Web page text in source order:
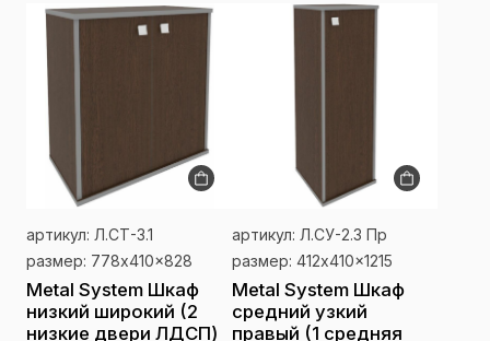
артикул: Л.СТ-3.1
размер: 778x410x828
Metal System Шкаф
низкий широкий (2
низкие двери ЛДСП)
артикул: Л.СУ-2.3 Пр
размер: 412x410x1215
Metal System Шкаф
средний узкий
правый (1 средняя